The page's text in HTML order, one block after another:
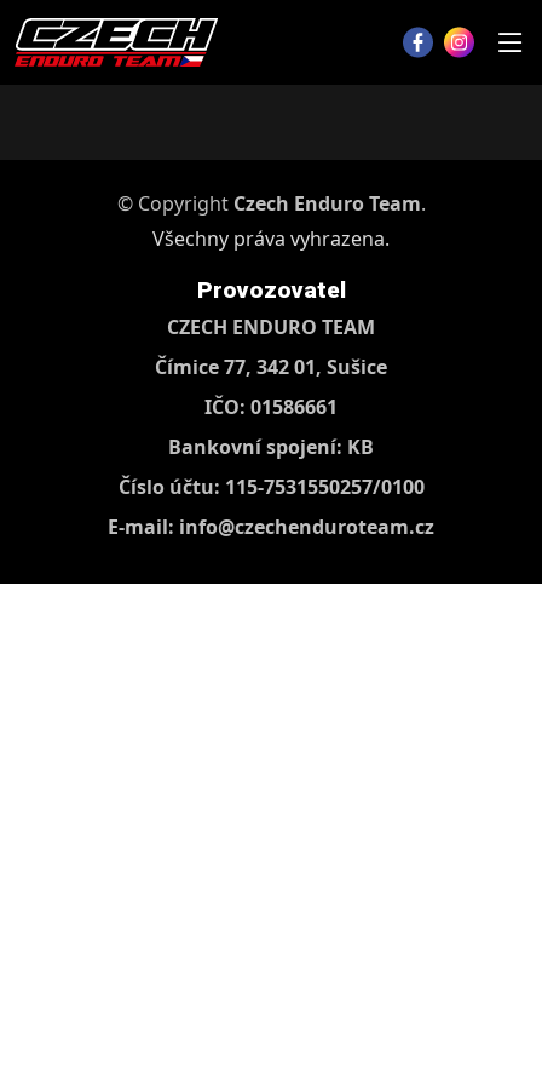
© Copyright Czech Enduro Team.
Všechny práva vyhrazena.
Provozovatel
CZECH ENDURO TEAM
Čímice 77, 342 01, Sušice
IČO: 01586661
Bankovní spojení: KB
Číslo účtu: 115-7531550257/0100
E-mail: info@czechenduroteam.cz